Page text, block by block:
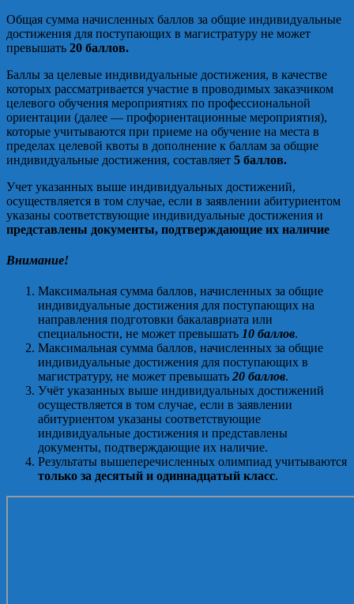
Общая сумма начисленных баллов за общие индивидуальные
достижения для поступающих в магистратуру не может
превышать 20 баллов.
Баллы за целевые индивидуальные достижения, в качестве
которых рассматривается участие в проводимых заказчиком
целевого обучения мероприятиях по профессиональной
ориентации (далее — профориентационные мероприятия),
которые учитываются при приеме на обучение на места в
пределах целевой квоты в дополнение к баллам за общие
индивидуальные достижения, составляет 5 баллов.
Учет указанных выше индивидуальных достижений,
осуществляется в том случае, если в заявлении абитуриентом
указаны соответствующие индивидуальные достижения и
представлены документы, подтверждающие их наличие
Внимание!
Максимальная сумма баллов, начисленных за общие
индивидуальные достижения для поступающих на
направления подготовки бакалавриата или
специальности, не может превышать 10 баллов.
Максимальная сумма баллов, начисленных за общие
индивидуальные достижения для поступающих в
магистратуру, не может превышать 20 баллов.
Учёт указанных выше индивидуальных достижений
осуществляется в том случае, если в заявлении
абитуриентом указаны соответствующие
индивидуальные достижения и представлены
документы, подтверждающие их наличие.
Результаты вышеперечисленных олимпиад учитываются
только за десятый и одиннадцатый класс.